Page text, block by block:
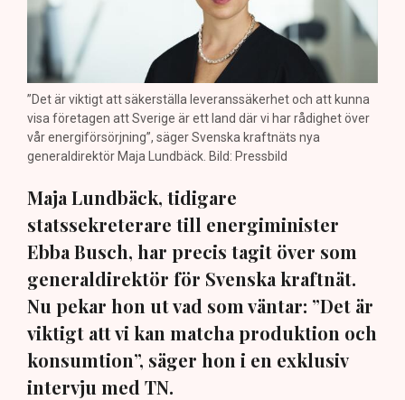
”Det är viktigt att säkerställa leveranssäkerhet och att kunna
visa företagen att Sverige är ett land där vi har rådighet över
vår energiförsörjning”, säger Svenska kraftnäts nya
generaldirektör Maja Lundbäck. Bild: Pressbild
Maja Lundbäck, tidigare
statssekreterare till energiminister
Ebba Busch, har precis tagit över som
generaldirektör för Svenska kraftnät.
Nu pekar hon ut vad som väntar: ”Det är
viktigt att vi kan matcha produktion och
konsumtion”, säger hon i en exklusiv
intervju med TN.